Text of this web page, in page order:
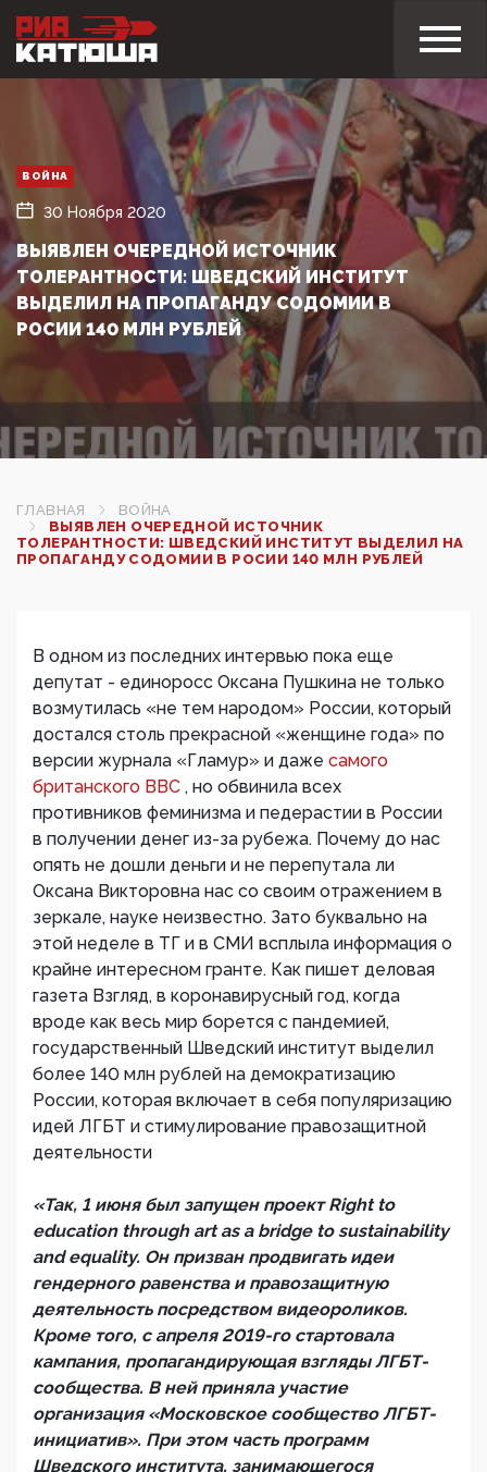
ВОЙНА
30 Ноября 2020
ВЫЯВЛЕН ОЧЕРЕДНОЙ ИСТОЧНИК
ТОЛЕРАНТНОСТИ: ШВЕДСКИЙ ИНСТИТУТ
ВЫДЕЛИЛ НА ПРОПАГАНДУ СОДОМИИ В
РОСИИ 140 МЛН РУБЛЕЙ
ГЛАВНАЯ
ВОЙНА
ВЫЯВЛЕН ОЧЕРЕДНОЙ ИСТОЧНИК
ТОЛЕРАНТНОСТИ: ШВЕДСКИЙ ИНСТИТУТ ВЫДЕЛИЛ НА
ПРОПАГАНДУ СОДОМИИ В РОСИИ 140 МЛН РУБЛЕЙ
В одном из последних интервью пока еще
депутат - единоросс Оксана Пушкина не только
возмутилась «не тем народом» России, который
достался столь прекрасной «женщине года» по
версии журнала «Гламур» и даже самого
британского ВВС , но обвинила всех
противников феминизма и педерастии в России
в получении денег из-за рубежа. Почему до нас
опять не дошли деньги и не перепутала ли
Оксана Викторовна нас со своим отражением в
зеркале, науке неизвестно. Зато буквально на
этой неделе в ТГ и в СМИ всплыла информация о
крайне интересном гранте. Как пишет деловая
газета Взгляд, в коронавирусный год, когда
вроде как весь мир борется с пандемией,
государственный Шведский институт выделил
более 140 млн рублей на демократизацию
России, которая включает в себя популяризацию
идей ЛГБТ и стимулирование правозащитной
деятельности
«Так, 1 июня был запущен проект Right to
education through art as a bridge to sustainability
and equality. Он призван продвигать идеи
гендерного равенства и правозащитную
деятельность посредством видеороликов.
Кроме того, с апреля 2019-го стартовала
кампания, пропагандирующая взгляды ЛГБТ-
сообщества. В ней приняла участие
организация «Московское сообщество ЛГБТ-
инициатив». При этом часть программ
Шведского института, занимающегося